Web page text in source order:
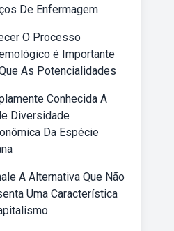
De Enfermagem
O Processo
é Importante
As Potencialidades
Conhecida A
Diversidade
Da Espécie
A Alternativa Que Não
Uma Característica